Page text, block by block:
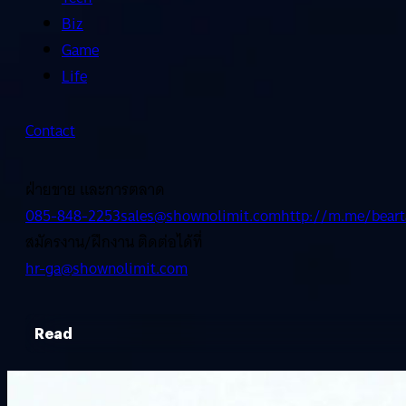
Biz
Game
Life
Contact
ฝ่ายขาย และการตลาด
085-848-2253sales@shownolimit.comhttp://m.me/
สมัครงาน/ฝึกงาน ติดต่อได้ที่
hr-ga@shownolimit.com
Read